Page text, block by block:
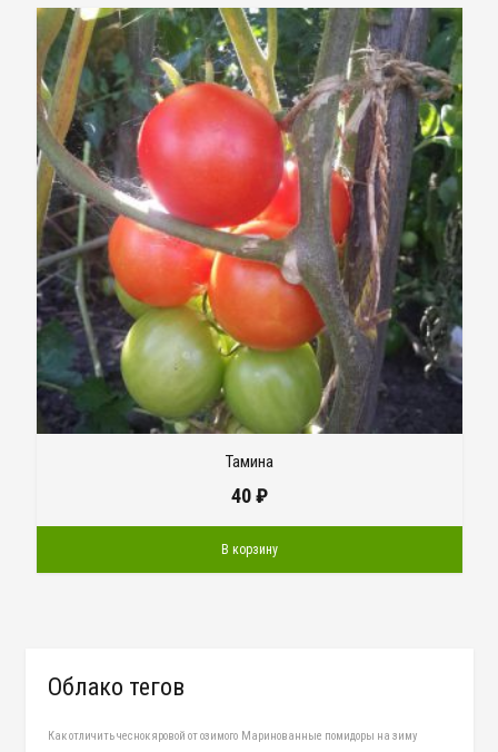
Тамина
40₽
В корзину
Облако тегов
Как отличить чеснок яровой от озимого Маринованные помидоры на зиму